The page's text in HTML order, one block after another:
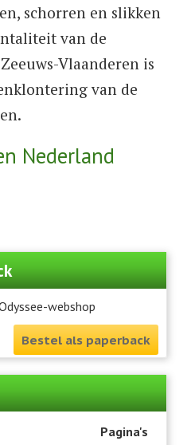
webshop
Bestel als paperback
Pagina's
schorren en slikken
van de
Vlaanderen is
van de
Nederland